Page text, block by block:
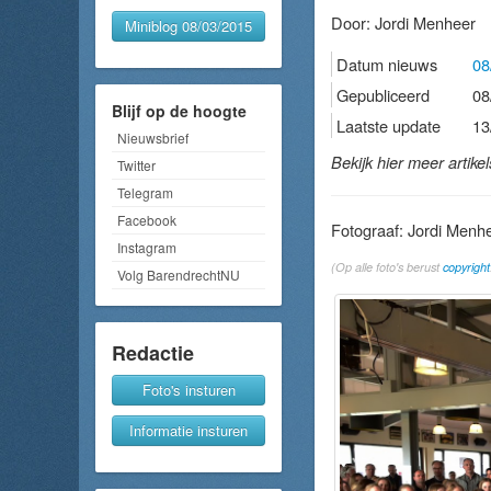
Miniblog 08/03/2015
Blijf op de hoogte
Nieuwsbrief
Twitter
Telegram
Facebook
Instagram
Volg BarendrechtNU
Redactie
Foto's insturen
Informatie insturen
Door: Jordi Menheer
Datum nieuws
Gepubliceerd
Laatste update
Bekijk hier meer
Fotograaf: Jordi
(Op alle foto's berustcopyright